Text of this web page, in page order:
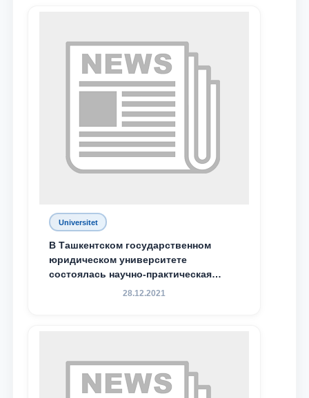
Universitet
В Ташкентском государственном
юридическом университете
состоялась научно-практическая
конференция магистрантов
28.12.2021